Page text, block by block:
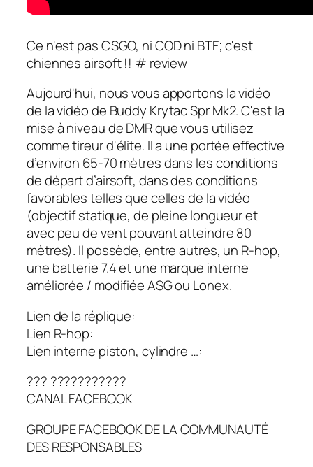
Ce n'est pas CSGO, ni COD ni BTF; c'est
chiennes airsoft !! # review
Aujourd'hui, nous vous apportons la vidéo
de la vidéo de Buddy Krytac Spr Mk2. C'est la
mise à niveau de DMR que vous utilisez
comme tireur d'élite. Il a une portée effective
d’environ 65-70 mètres dans les conditions
de départ d’airsoft, dans des conditions
favorables telles que celles de la vidéo
(objectif statique, de pleine longueur et
avec peu de vent pouvant atteindre 80
mètres). Il possède, entre autres, un R-hop,
une batterie 7.4 et une marque interne
améliorée / modifiée ASG ou Lonex.
Lien de la réplique:
Lien R-hop:
Lien interne piston, cylindre …:
??? ???????????
CANAL FACEBOOK
GROUPE FACEBOOK DE LA COMMUNAUTÉ
DES RESPONSABLES